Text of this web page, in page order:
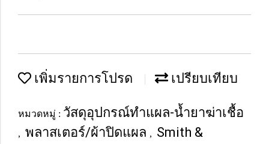
เพิ่มรายการโปรด เปรียบเทียบ
หมวดหมู่ : วัสดุอุปกรณ์ทำแผล-น้ำยาฆ่าเชื้อ
, พลาสเตอร์/ผ้าปิดแผล , Smith &